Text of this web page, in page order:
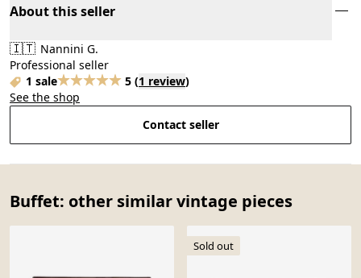
About this seller
🇮🇹 Nannini G.
Professional seller
1 sale
5 (1 review)
See the shop
Contact seller
Buffet: other similar vintage pieces
Sold out